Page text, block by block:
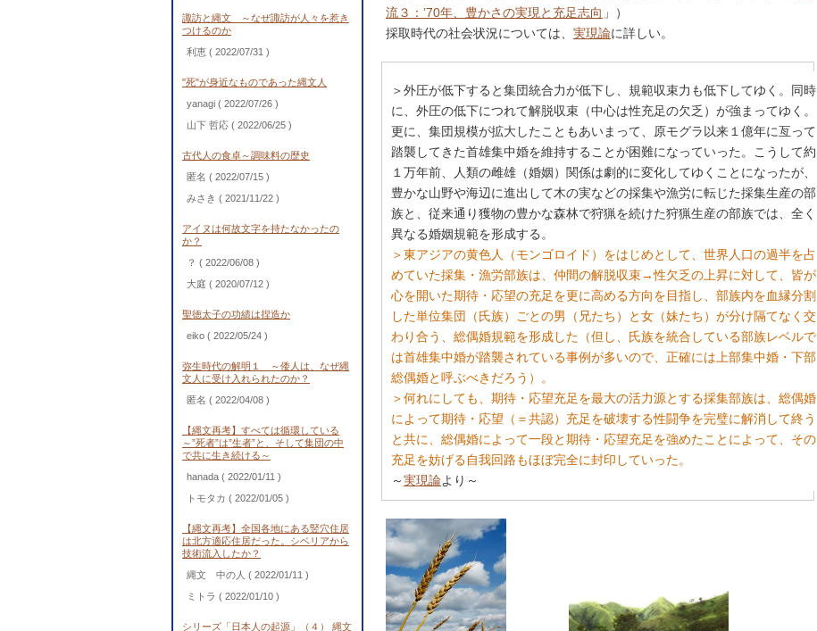
諏訪と縄文 ～なぜ諏訪が人々を惹き
つけるのか
利恵 ( 2022/07/31 )
"死"が身近なものであった縄文人
yanagi ( 2022/07/26 )
山下 哲応 ( 2022/06/25 )
古代人の食卓～調味料の歴史
匿名 ( 2022/07/15 )
みさき ( 2021/11/22 )
アイヌは何故文字を持たなかったの
か？
？ ( 2022/06/08 )
大庭 ( 2020/07/12 )
聖徳太子の功績は捏造か
eiko ( 2022/05/24 )
弥生時代の解明１ ～倭人は、なぜ縄
文人に受け入れられたのか？
匿名 ( 2022/04/08 )
【縄文再考】すべては循環している
～”死者”は”生者”と、そして集団の中
で共に生き続ける～
hanada ( 2022/01/11 )
トモタカ ( 2022/01/05 )
【縄文再考】全国各地にある竪穴住居
は北方適応住居だった。シベリアから
技術流入したか？
縄文 中の人 ( 2022/01/11 )
ミトラ ( 2022/01/10 )
シリーズ「日本人の起源」（４） 縄文
流３：’70年、豊かさの実現と充足志向 」）
採取時代の社会状況については、 実現論に詳しい。
＞外圧が低下すると集団統合力が低下し、規範収束力も低下してゆく。同時
に、外圧の低下につれて解脱収束（中心は性充足の欠乏）が強まってゆく。
更に、集団規模が拡大したこともあいまって、原モグラ以来１億年に亙って
踏襲してきた首雄集中婚を維持することが困難になっていった。こうして約
１万年前、人類の雌雄（婚姻）関係は劇的に変化してゆくことになったが、
豊かな山野や海辺に進出して木の実などの採集や漁労に転じた採集生産の部
族と、従来通り獲物の豊かな森林で狩猟を続けた狩猟生産の部族では、全く
異なる婚姻規範を形成する。
＞東アジアの黄色人（モンゴロイド）をはじめとして、世界人口の過半を占
めていた採集・漁労部族は、仲間の解脱収束→性欠乏の上昇に対して、皆が
心を開いた期待・応望の充足を更に高める方向を目指し、部族内を血縁分割
した単位集団（氏族）ごとの男（兄たち）と女（妹たち）が分け隔てなく交
わり合う、総偶婚規範を形成した（但し、氏族を統合している部族レベルで
は首雄集中婚が踏襲されている事例が多いので、正確には上部集中婚・下部
総偶婚と呼ぶべきだろう）。
＞何れにしても、期待・応望充足を最大の活力源とする採集部族は、総偶婚
によって期待・応望（＝共認）充足を破壊する性闘争を完璧に解消して終う
と共に、総偶婚によって一段と期待・応望充足を強めたことによって、その
充足を妨げる自我回路もほぼ完全に封印していった。
～実現論より～